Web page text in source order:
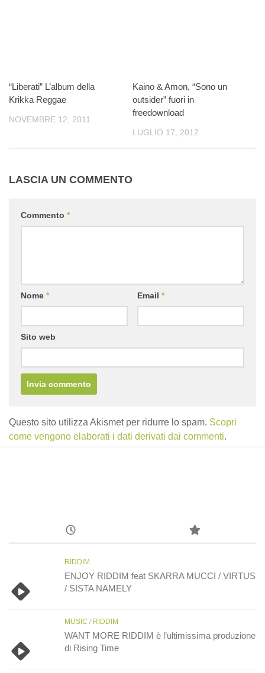
“Liberati” L’album della
Krikka Reggae
NOVEMBRE 12, 2011
Kaino & Amon, “Sono un
outsider” fuori in
freedownload
LUGLIO 17, 2012
LASCIA UN COMMENTO
Commento *
Nome * Email *
Sito web
Questo sito utilizza Akismet per ridurre lo spam. Scopri
come vengono elaborati i dati derivati dai commenti.
RIDDIM
ENJOY RIDDIM feat SKARRA MUCCI / VIRTUS
/ SISTA NAMELY
MUSIC / RIDDIM
WANT MORE RIDDIM è l’ultimissima produzione
di Rising Time